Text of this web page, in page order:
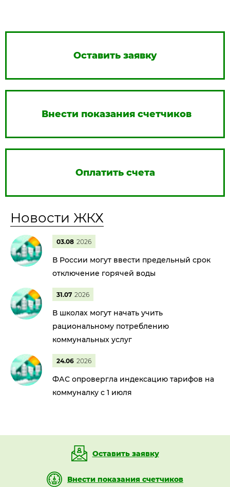
Оставить заявку
Внести показания счетчиков
Оплатить счета
Новости ЖКХ
03.08 2026
В России могут ввести предельный срок
отключение горячей воды
31.07 2026
В школах могут начать учить
рациональному потреблению
коммунальных услуг
24.06 2026
ФАС опровергла индексацию тарифов на
коммуналку с 1 июля
Оставить заявку
Внести показания счетчиков